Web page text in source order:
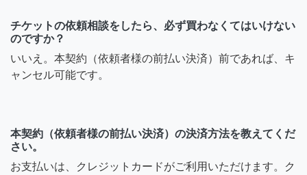
チケットの依頼相談をしたら、必ず買わなくてはいけない
のですか？
いいえ。本契約（依頼者様の前払い決済）前であれば、キ
ャンセル可能です。
本契約（依頼者様の前払い決済）の決済方法を教えてくだ
さい。
お支払いは、クレジットカードがご利用いただけます。ク